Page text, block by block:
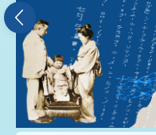
前のスライドを表示